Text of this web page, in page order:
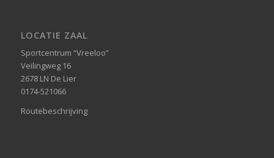
LOCATIE ZAAL
Sportcentrum “Vreeloo”
Veilingweg 16
2678 LN De Lier
0174-521066
Routebeschrijving